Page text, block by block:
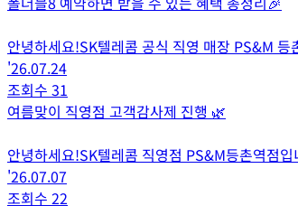
안녕하세요!SK텔레콤 공식 직영 매장 PS&M
'26.07.24
조회수 31
여름맞이 직영점 고객감사제 진행 🌿
안녕하세요!SK텔레콤 직영점 PS&M등촌역점
'26.07.07
조회수 22